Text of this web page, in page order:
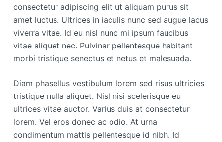
consectetur adipiscing elit ut aliquam purus sit
amet luctus. Ultrices in iaculis nunc sed augue lacus
viverra vitae. Id eu nisl nunc mi ipsum faucibus
vitae aliquet nec. Pulvinar pellentesque habitant
morbi tristique senectus et netus et malesuada.
Diam phasellus vestibulum lorem sed risus ultricies
tristique nulla aliquet. Nisl nisi scelerisque eu
ultrices vitae auctor. Varius duis at consectetur
lorem. Vel eros donec ac odio. At urna
condimentum mattis pellentesque id nibh. Id